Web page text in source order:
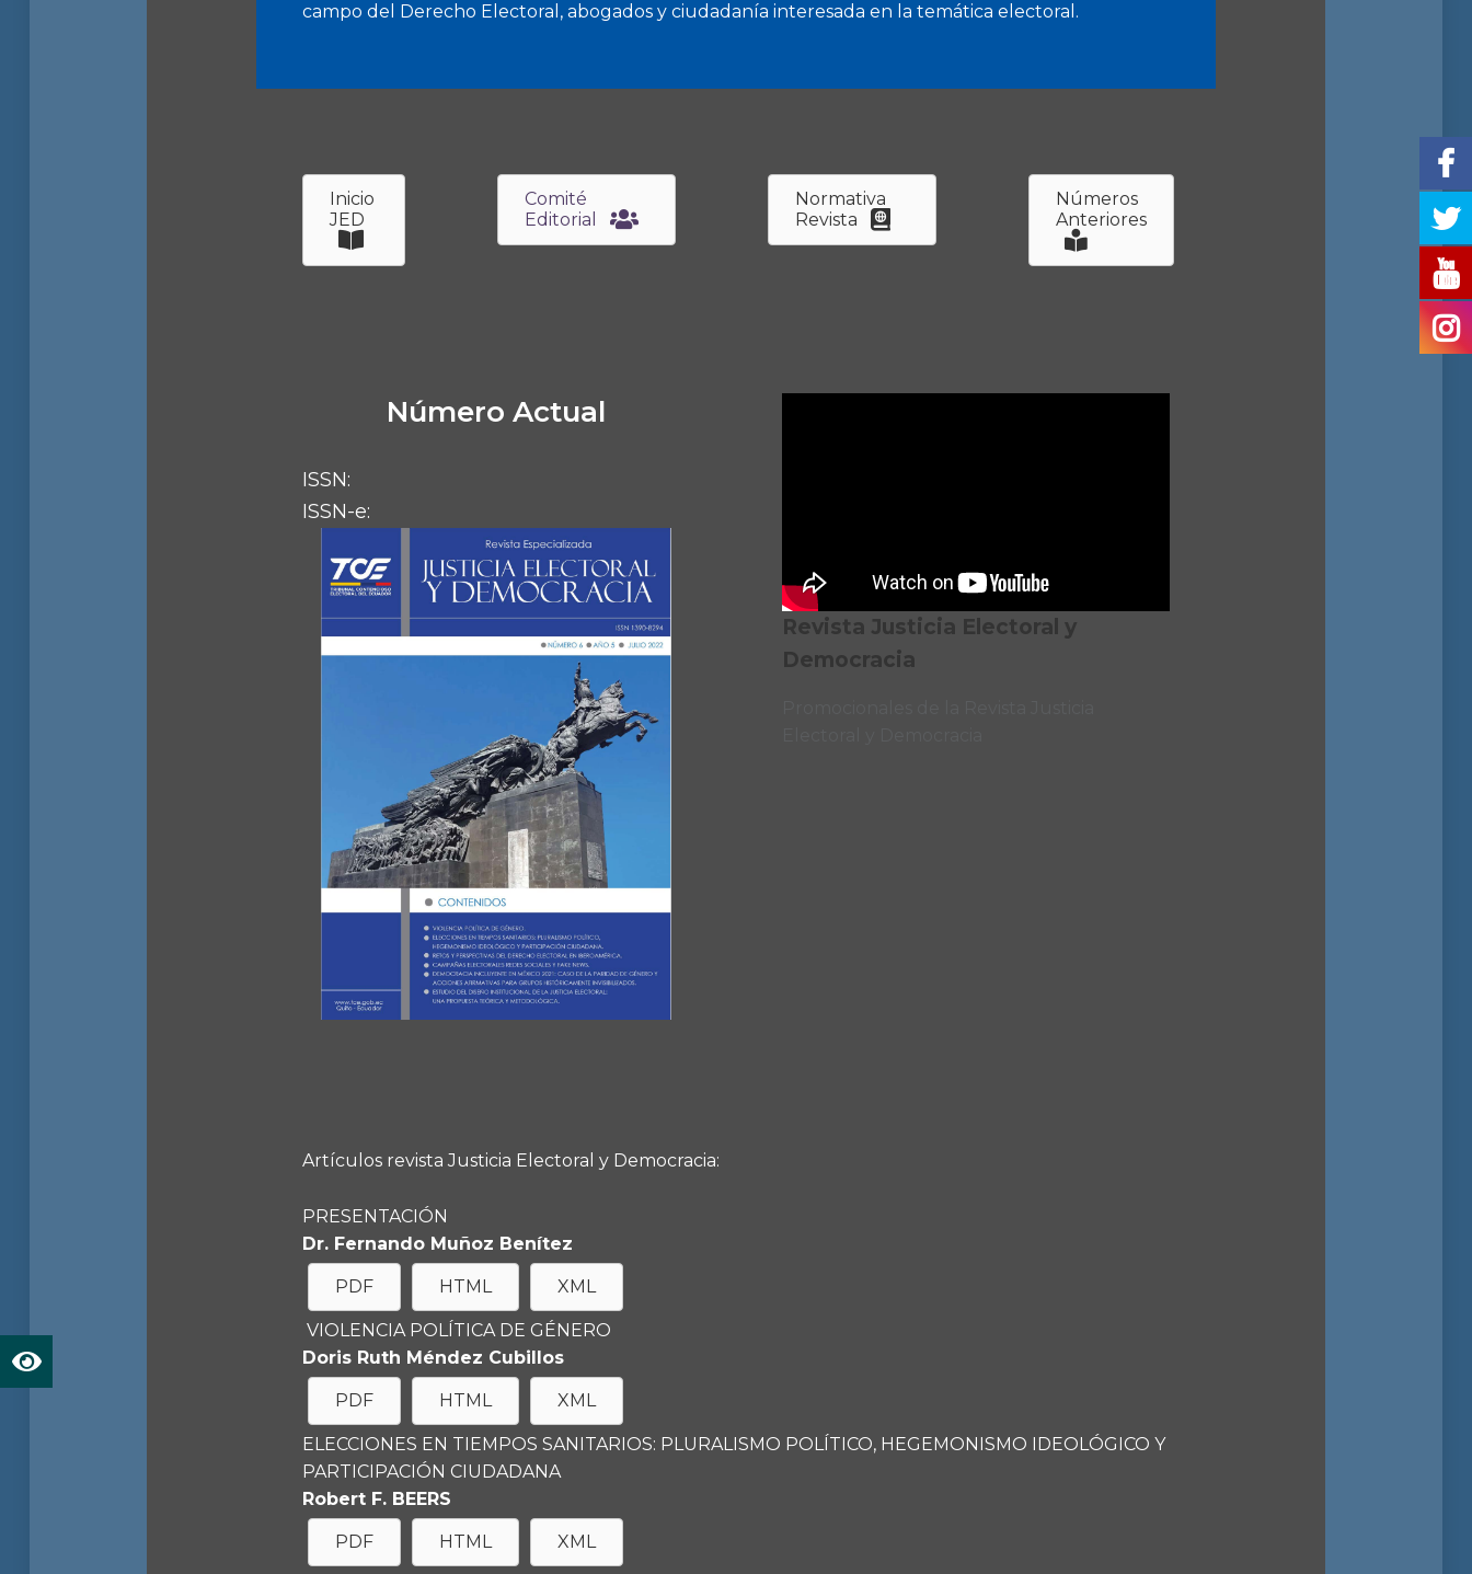
campo del Derecho Electoral, abogados y ciudadanía interesada en la temática electoral.
Inicio
JED
Comité
Editorial
Normativa
Revista
Números
Anteriores
Número Actual
ISSN:
ISSN-e:
Revista Justicia Electoral y
Democracia
Artículos revista Justicia Electoral y Democracia:
PRESENTACIÓN
Dr. Fernando Muñoz Benítez
PDF HTML XML
VIOLENCIA POLÍTICA DE GÉNERO
Doris Ruth Méndez Cubillos
PDF HTML XML
ELECCIONES EN TIEMPOS SANITARIOS: PLURALISMO POLÍTICO, HEGEMONISMO IDEOLÓGICO Y
PARTICIPACIÓN CIUDADANA
Robert F. BEERS
PDF HTML XML